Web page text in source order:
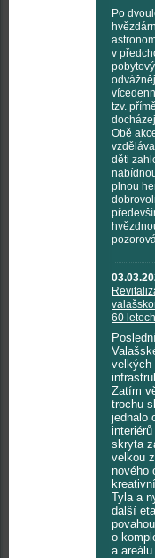
Po
v
tzv.
Obě
děti
plnou
60 letech
velkých
Zatím
trochu
jednalo
skryta
velkou
nového
Tyla a
další
o
a